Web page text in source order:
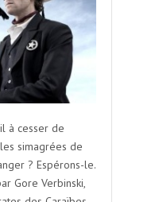
à cesser de
simagrées de
? Espérons-le.
Gore Verbinski,